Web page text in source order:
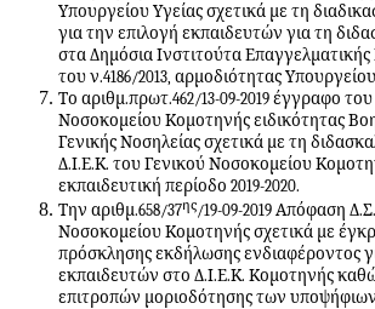
Υπουργείου Υγείας σχετικά με τη
για την επιλογή εκπαιδευτών για τη
στα Δημόσια Ινστιτούτα
του ν.4186/2013, αρμοδιότητας
Το αριθμ.πρωτ.462/13-09-2019 έγγραφο
Νοσοκομείου Κομοτηνής ειδικότητας
Γενικής Νοσηλείας σχετικά με τη
Δ.Ι.Ε.Κ. του Γενικού Νοσοκομείου
εκπαιδευτική περίοδο 2019-2020.
Την αριθμ.658/37ης/19-09-2019 Απόφαση
Νοσοκομείου Κομοτηνής σχετικά με
πρόσκλησης εκδήλωσης ενδιαφέροντος
εκπαιδευτών στο Δ.Ι.Ε.Κ. Κομοτηνής
επιτροπών μοριοδότησης των